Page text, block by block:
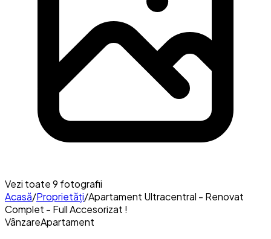
Vezi toate9 fotografii
Acasă/Proprietăți/Apartament Ultracentral - Renovat
Complet - Full Accesorizat !
VânzareApartament